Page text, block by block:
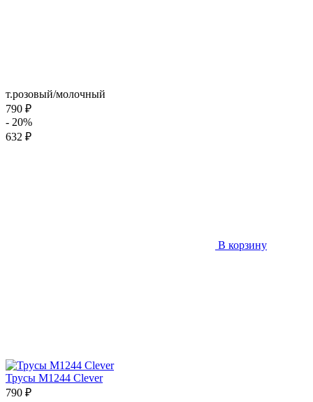
т.розовый/молочный
790 ₽
- 20%
632 ₽
В корзину
Трусы M1244 Clever
790 ₽